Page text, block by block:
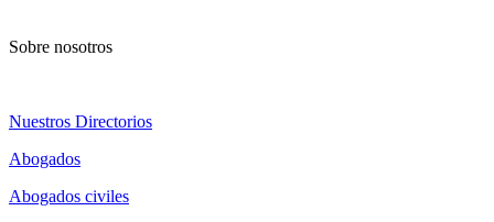
Sobre nosotros
Nuestros Directorios
Abogados
Abogados civiles